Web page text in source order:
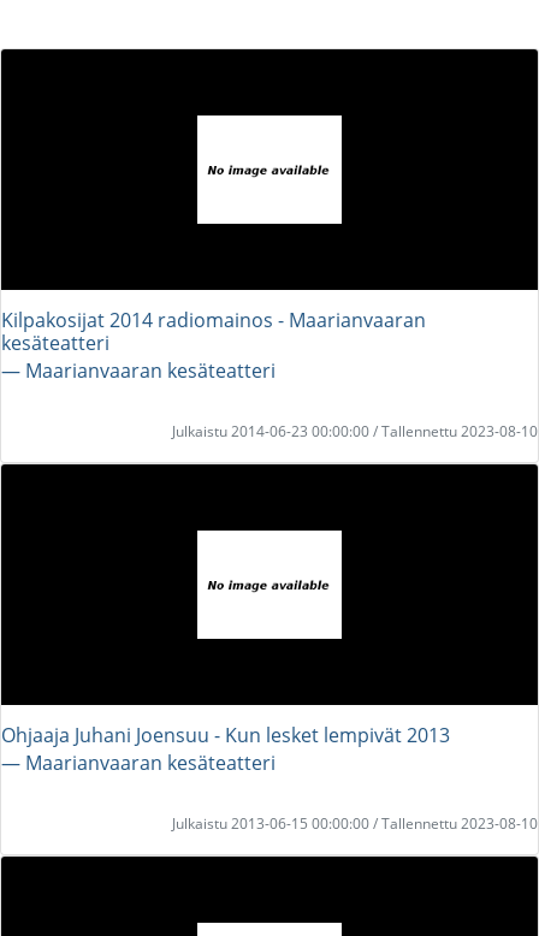
Kilpakosijat 2014 radiomainos - Maarianvaaran
kesäteatteri
― Maarianvaaran kesäteatteri
Julkaistu 2014-06-23 00:00:00 / Tallennettu 2023-08-10
Ohjaaja Juhani Joensuu - Kun lesket lempivät 2013
― Maarianvaaran kesäteatteri
Julkaistu 2013-06-15 00:00:00 / Tallennettu 2023-08-10